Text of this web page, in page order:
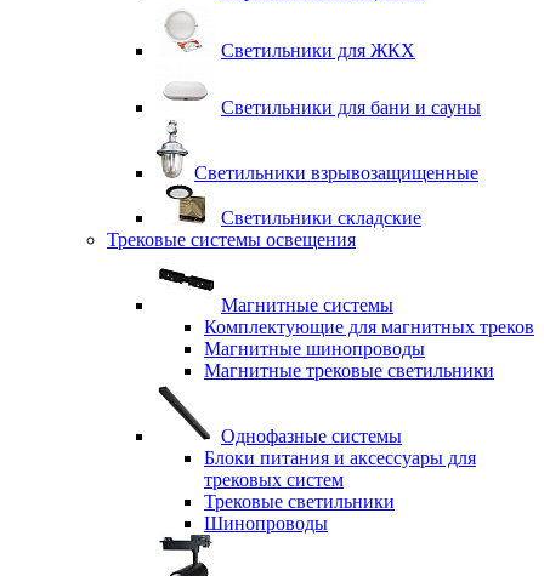
Светильники для ЖКХ
Светильники для бани и сауны
Светильники взрывозащищенные
Светильники складские
Трековые системы освещения
Магнитные системы
Комплектующие для магнитных треков
Магнитные шинопроводы
Магнитные трековые светильники
Однофазные системы
Блоки питания и аксессуары для
трековых систем
Трековые светильники
Шинопроводы